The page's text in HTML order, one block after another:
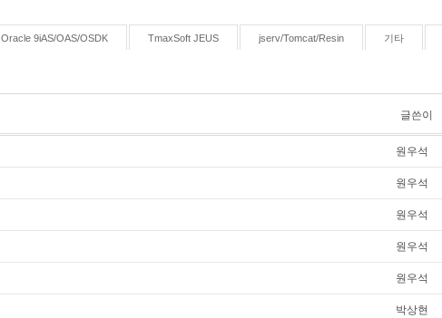
Oracle 9iAS/OAS/OSDK TmaxSoft JEUS jserv/Tomcat/Resin 기타
글쓴이
원우석
원우석
원우석
원우석
원우석
박상현